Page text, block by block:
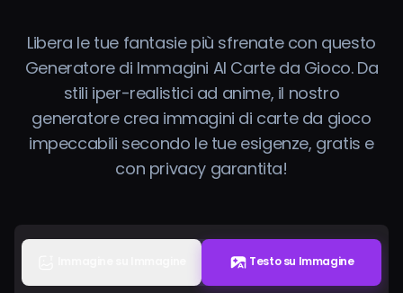
Strumenti AI
Prezzi
Accedi
Libera le tue fantasie più sfrenate con questo
Generatore di Immagini AI Carte da Gioco. Da
stili iper-realistici ad anime, il nostro
generatore crea immagini di carte da gioco
impeccabili secondo le tue esigenze, gratis e
con privacy garantita!
Testo su Immagine